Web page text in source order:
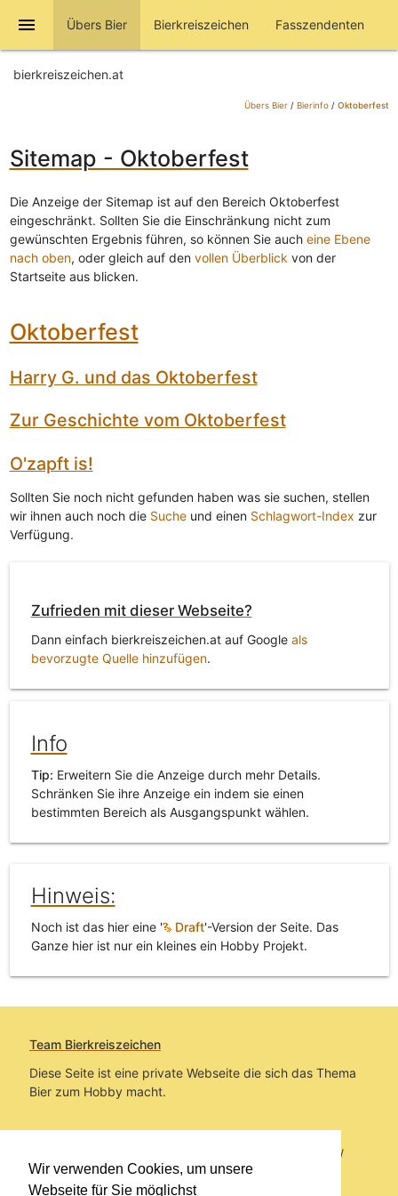
Wir verwenden Cookies, um unsere
Webseite für Sie möglichst
menu Übers Bier Bierkreiszeichen Fasszendenten
bierkreiszeichen.at
Übers Bier/ Bierinfo/ Oktoberfest
Sitemap - Oktoberfest
Die Anzeige der Sitemap ist auf den Bereich Oktoberfest
eingeschränkt. Sollten Sie die Einschränkung nicht zum
gewünschten Ergebnis führen, so können Sie auch eine Ebene
nach oben, oder gleich auf den vollen Überblick von der
Startseite aus blicken.
Oktoberfest
Harry G. und das Oktoberfest
Zur Geschichte vom Oktoberfest
O'zapft is!
Sollten Sie noch nicht gefunden haben was sie suchen, stellen
wir ihnen auch noch die Sucheund einen Schlagwort-Index zur
Verfügung.
Zufrieden mit dieser Webseite?
Dann einfach bierkreiszeichen.at auf Google als
bevorzugte Quelle hinzufügen.
Info
Tip: Erweitern Sie die Anzeige durch mehr Details.
Schränken Sie ihre Anzeige ein indem sie einen
bestimmten Bereich als Ausgangspunkt wählen.
Hinweis:
Noch ist das hier eine ' Draft'-Version der Seite. Das
Ganze hier ist nur ein kleines ein Hobby Projekt.
Team Bierkreiszeichen
Diese Seite ist eine private Webseite die sich das Thema
Bier zum Hobby macht.
Sie befinden sich auf https://www.bierkreiszeichen.at/
im Pfad:Übers Bier/Bierinfo/